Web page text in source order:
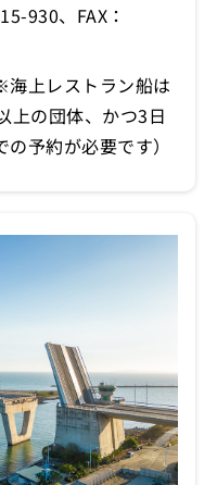
930、FAX：
上レストラン船は
上の団体、かつ3日
の予約が必要です）